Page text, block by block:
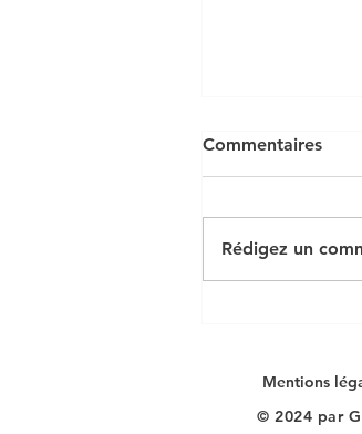
Commentaires
Rédigez un
Mentions
© 2024 par